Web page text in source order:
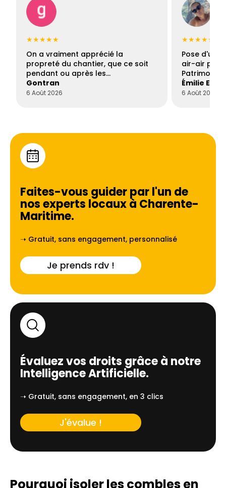
★★★★★
On a vraiment apprécié la
propreté du chantier, que ce soit
pendant ou après les…
Gontran
6 Août 2026
★★★★★
Pose d'une
air-air par
Patrimoine
Émilie
6 Août 2026
Faites-vous guider par l'un de
nos experts locaux à Charente-
Maritime.
➝ Gratuit, sans engagement, personnalisé
Je prends rdv !
Évaluez vos droits grâce à notre
Intelligence Artificielle.
➝ Gratuit, sans engagement, en 3 clics
J'évalue !
Pourquoi isoler les combles en